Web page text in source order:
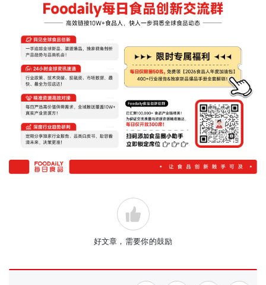
好文章，需要你的鼓励